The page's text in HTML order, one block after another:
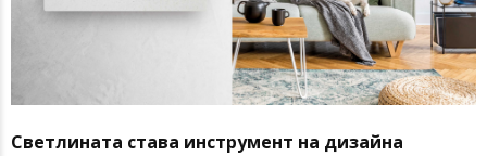
Светлината става инструмент на дизайна